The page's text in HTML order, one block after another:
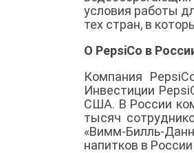
условия работы
тех стран, в
О PepsiCo в
Компания
Инвестиции
США. В России
тысяч
«Вимм-Билль-
напитков в